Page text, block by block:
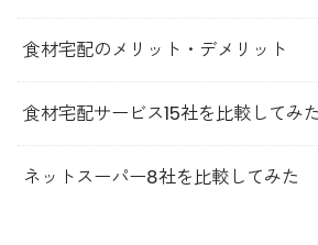
食材宅配のメリット・デメリット
食材宅配サービス15社を比較してみた
ネットスーパー8社を比較してみた